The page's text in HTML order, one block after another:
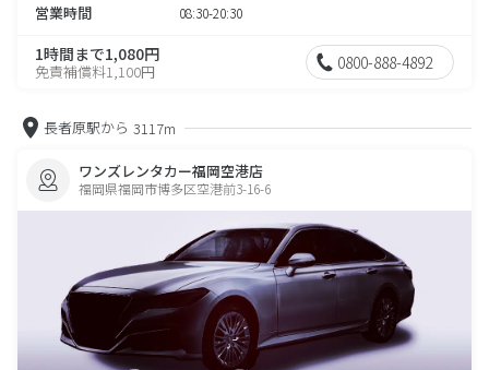
営業時間 08:30-20:30
1時間まで1,080円
免責補償料1,100円 0800-888-4892
長者原駅から 3117m
ワンズレンタカー福岡空港店
福岡県福岡市博多区空港前3-16-6